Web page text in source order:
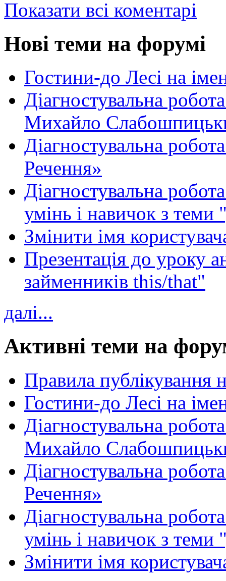
Показати всі коментарі
Нові теми на форумі
Гостини-до Лесі на
Діагностувальна
Михайло
Діагностувальна
Речення»
Діагностувальна
умінь і навичок з теми
Змінити імя
Презентація до уроку
займенників this/that"
далі...
Активні теми на
Правила публікування
Гостини-до Лесі на
Діагностувальна
Михайло
Діагностувальна
Речення»
Діагностувальна
умінь і навичок з теми
Змінити імя